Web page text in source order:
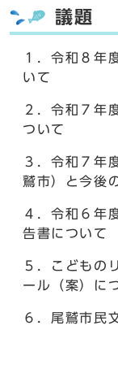
議題
１．令和８年
いて
２．令和７年
ついて
３．令和７年
鷲市）と今後
４．令和６年
告書について
５．こどもの
ール（案）に
６．尾鷲市民